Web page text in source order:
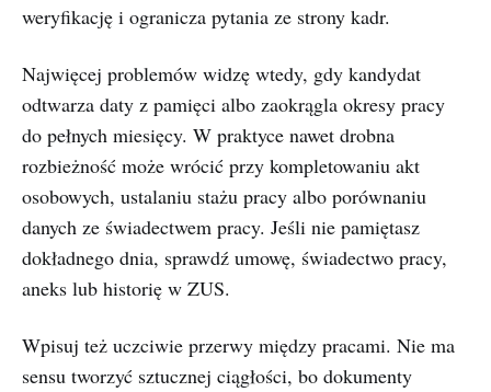
weryfikację i ogranicza pytania ze strony kadr.
Najwięcej problemów widzę wtedy, gdy kandydat
odtwarza daty z pamięci albo zaokrągla okresy pracy
do pełnych miesięcy. W praktyce nawet drobna
rozbieżność może wrócić przy kompletowaniu akt
osobowych, ustalaniu stażu pracy albo porównaniu
danych ze świadectwem pracy. Jeśli nie pamiętasz
dokładnego dnia, sprawdź umowę, świadectwo pracy,
aneks lub historię w ZUS.
Wpisuj też uczciwie przerwy między pracami. Nie ma
sensu tworzyć sztucznej ciągłości, bo dokumenty